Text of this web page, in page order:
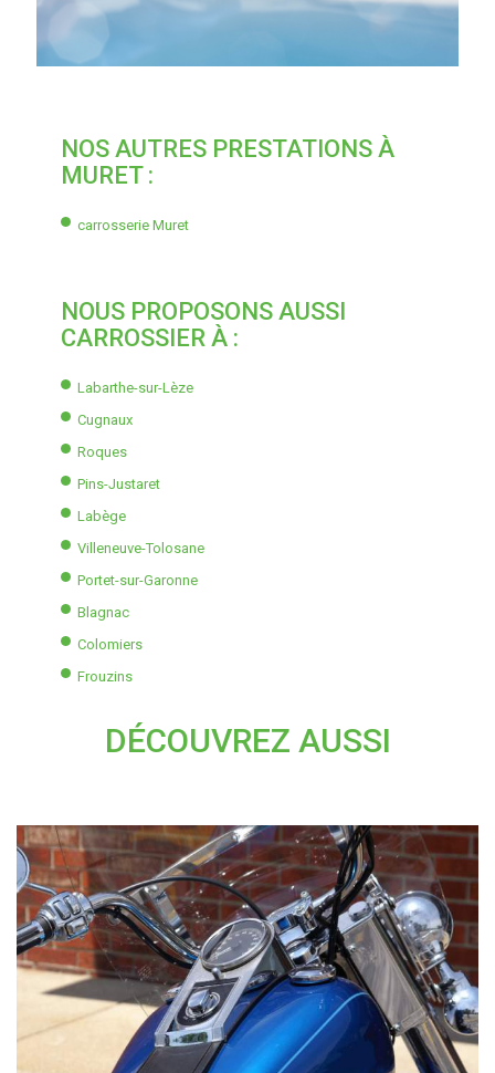
NOS AUTRES PRESTATIONS À
MURET :
carrosserie Muret
NOUS PROPOSONS AUSSI
CARROSSIER À :
Labarthe-sur-Lèze
Cugnaux
Roques
Pins-Justaret
Labège
Villeneuve-Tolosane
Portet-sur-Garonne
Blagnac
Colomiers
Frouzins
DÉCOUVREZ AUSSI